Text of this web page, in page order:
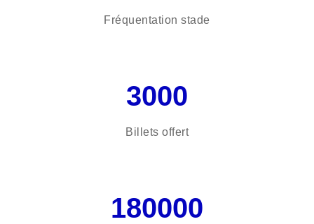
Fréquentation stade
3000
Billets offert
180000